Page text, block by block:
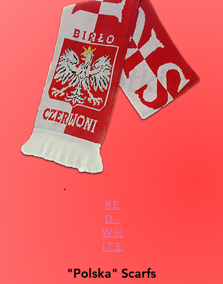
RE
D-
WH
ITE
"Polska" Scarfs